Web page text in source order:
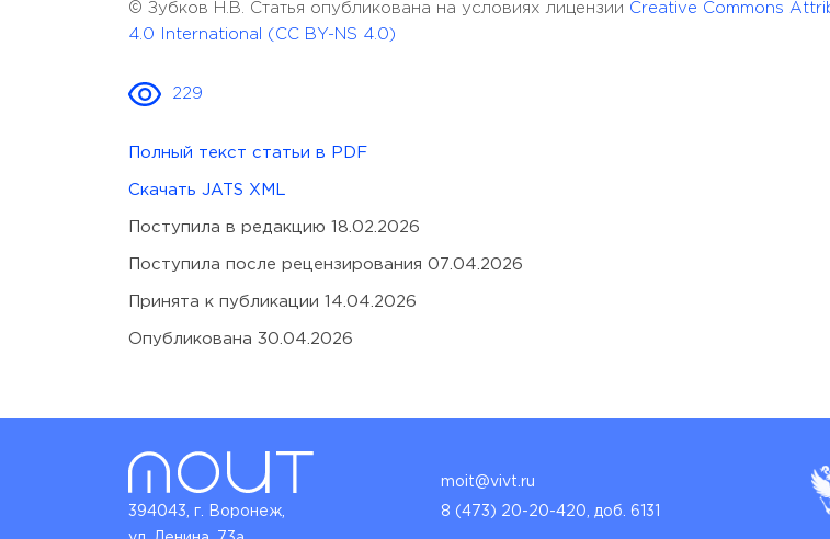
© Зубков Н.В. Статья опубликована на условиях лицензии Creative Commons
4.0 International (CC BY-NS 4.0)
229
Полный текст статьи в PDF
Скачать JATS XML
Поступила в редакцию 18.02.2026
Поступила после рецензирования 07.04.2026
Принята к публикации 14.04.2026
Опубликована 30.04.2026
394043, г. Воронеж,
moit@vivt.ru
8 (473) 20-20-420, доб. 6131